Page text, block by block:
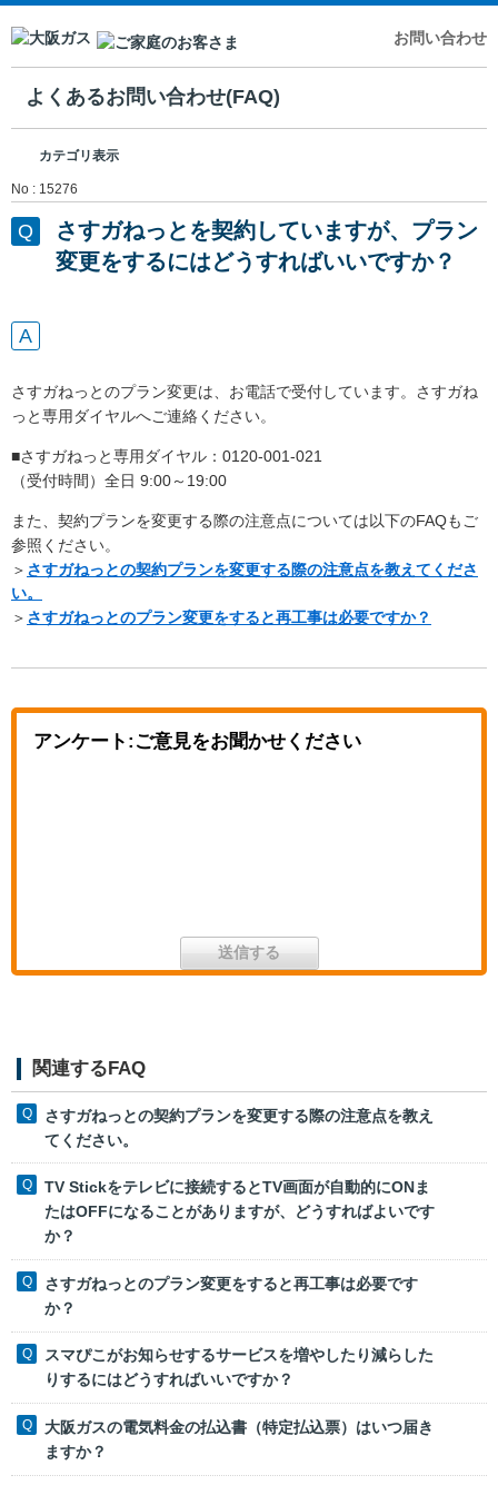
お問い合わせ
よくあるお問い合わせ(FAQ)
カテゴリ表示
No : 15276
さすガねっとを契約していますが、プラン
変更をするにはどうすればいいですか？
さすガねっとのプラン変更は、お電話で受付しています。さすガね
っと専用ダイヤルへご連絡ください。
■さすガねっと専用ダイヤル：0120-001-021
（受付時間）全日 9:00～19:00
また、契約プランを変更する際の注意点については以下のFAQもご
参照ください。
＞ さすガねっとの契約プランを変更する際の注意点を教えてくださ
い。
＞ さすガねっとのプラン変更をすると再工事は必要ですか？
アンケート:ご意見をお聞かせください
関連するFAQ
さすガねっとの契約プランを変更する際の注意点を教え
てください。
TV Stickをテレビに接続するとTV画面が自動的にONま
たはOFFになることがありますが、どうすればよいです
か？
さすガねっとのプラン変更をすると再工事は必要です
か？
スマぴこがお知らせするサービスを増やしたり減らした
りするにはどうすればいいですか？
大阪ガスの電気料金の払込書（特定払込票）はいつ届き
ますか？